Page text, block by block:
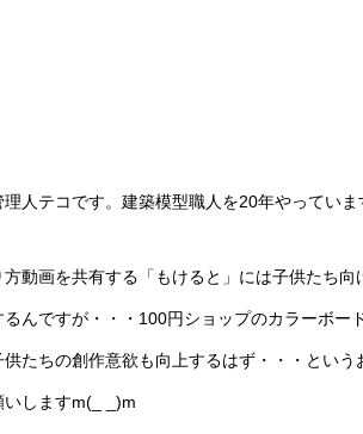
理人テコです。建築模型職人を20年やっていま
動画を共有する「もけると」には子供たち
んですが・・・100円ショップのカラーボー
供たちの創作意欲も向上するはず・・・とい
しますm(_ _)m